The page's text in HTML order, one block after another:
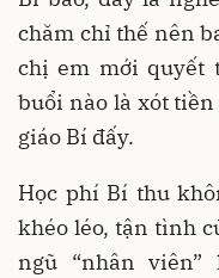
chăm chỉ thế nên
chị em mới quyết
buổi nào là xót
giáo Bí đấy.
Học phí Bí thu
khéo léo, tận tình
ngũ “nhân